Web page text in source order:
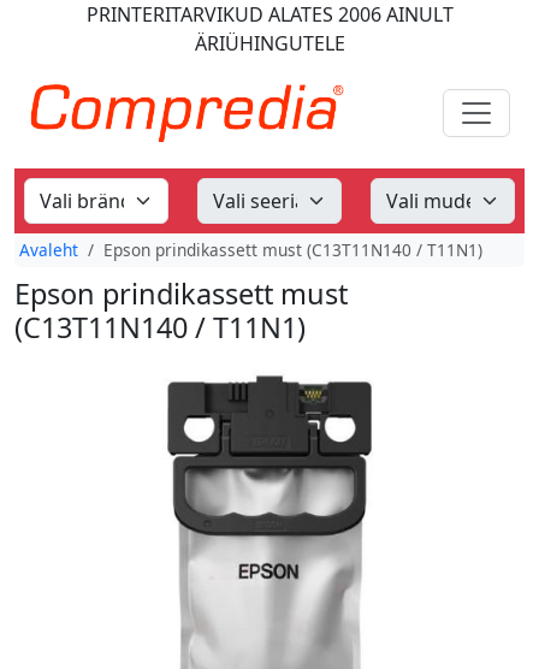
PRINTERITARVIKUD ALATES 2006AINULT
ÄRIÜHINGUTELE
Avaleht Epson prindikassett must (C13T11N140 / T11N1)
Epson prindikassett must
(C13T11N140 / T11N1)